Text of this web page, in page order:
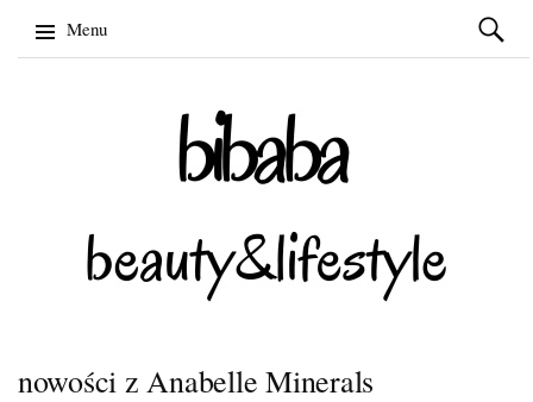
Menu
Szukaj:
nowości z Anabelle Minerals